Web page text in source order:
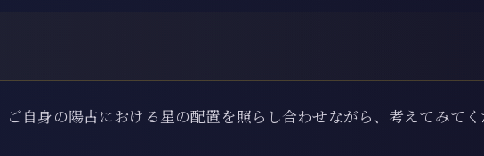
自身の陽占における星の配置を照らし合わせながら、考えてみてく